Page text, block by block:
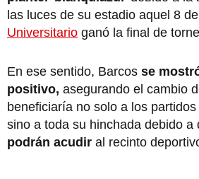
las luces de su estadio aquel 8
Universitario ganó la final de
En ese sentido, Barcos se
positivo, asegurando el cambio
beneficiaría no solo a los partidos
sino a toda su hinchada debido a
podrán acudir al recinto